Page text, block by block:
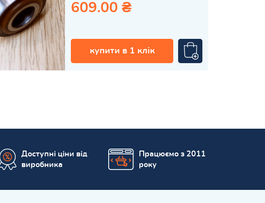
609.00 ₴
купити в 1 клік
Доступні ціни від
виробника
Працюємо з 2011
року